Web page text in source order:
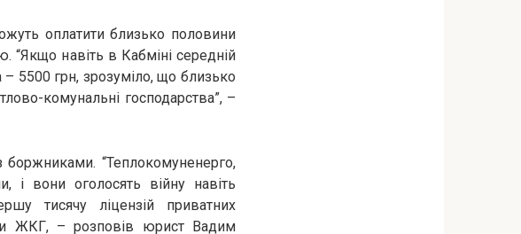
оплатити близько половини
“Якщо навіть в Кабміні середній
5500 грн, зрозуміло, що близько
комунальні господарства”, –
“Теплокомуненерго,
і вони оголосять війну навіть
тисячу ліцензій приватних
ЖКГ, – розповів юрист Вадим